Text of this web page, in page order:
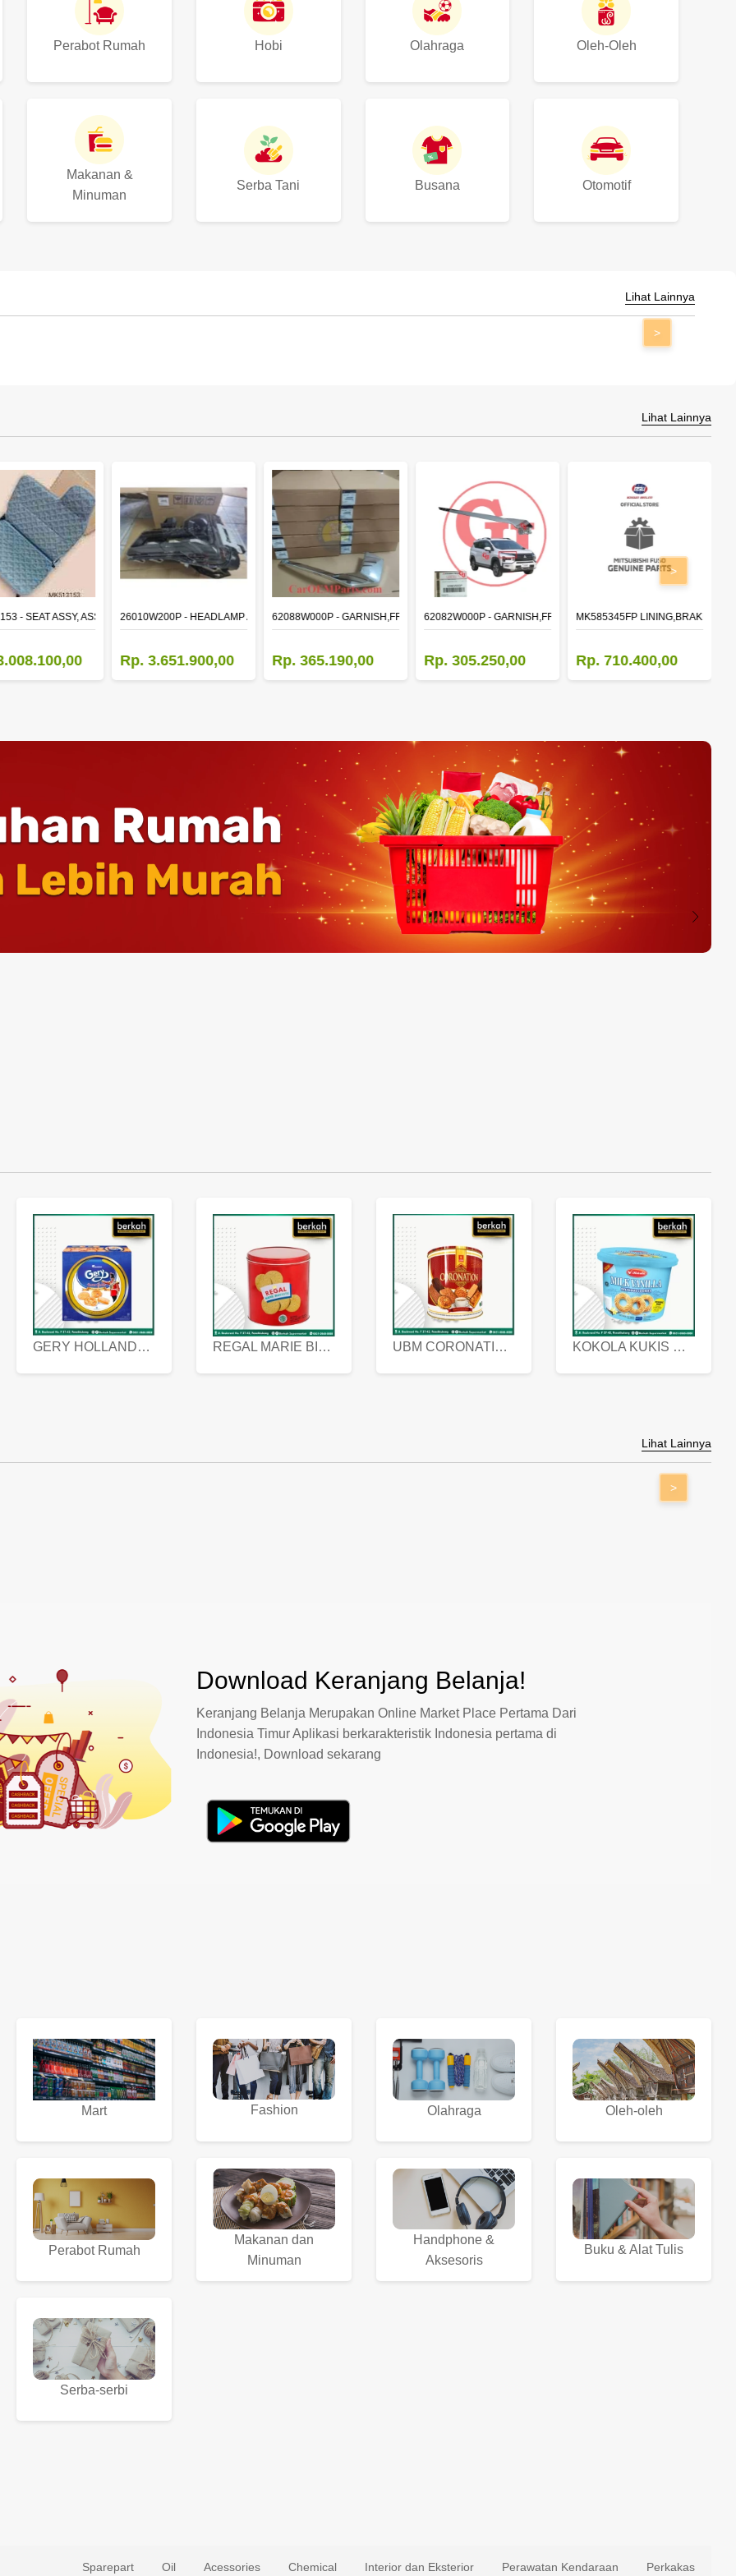
Perabot Rumah Hobi Olahraga Oleh-Oleh
Makanan &
Minuman
Serba Tani Busana Otomotif
Lihat Lainnya
>
Lihat Lainnya
- SEAT ASSY, ASSISTANT26010W200P - HEADLAMP ASSY,RH
Rp. 3.651.900,00
62088W000P - GARNISH,FR BUMPER SIDE
Rp. 365.190,00
62082W000P - GARNISH,FR BUMPER SIDE
Rp. 305.250,00
MK585345FP LINING,BRAKE
Rp. 710.400,00
>
GERY HOLLANDA BUTTER COOKIES 450 GRAM REGAL MARIE BISCUIT KALENG 550 GRAM UBM CORONATION ASSORTED BISKUIT KALENG 450 GRAM KOKOLA KUKIS HYGIENIC MILK VANILLA PACK 320 GR
Lihat Lainnya
>
Download Keranjang Belanja!
Keranjang Belanja Merupakan Online Market Place Pertama Dari
Indonesia Timur Aplikasi berkarakteristik Indonesia pertama di
Indonesia!, Download sekarang
Mart Fashion Olahraga Oleh-oleh
Perabot Rumah
Makanan dan
Minuman
Handphone &
Aksesoris
Buku & Alat Tulis
Serba-serbi
Sparepart Oil Acessories Chemical Interior dan Eksterior Perawatan Kendaraan Perkakas